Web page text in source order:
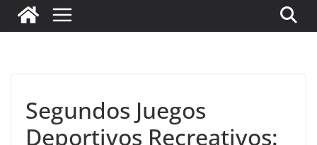
Segundos Juegos
Deportivos Recreativos: